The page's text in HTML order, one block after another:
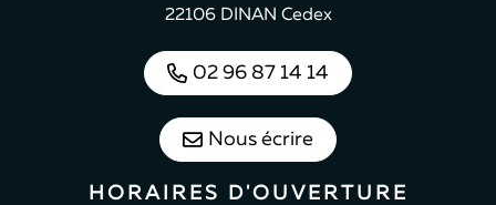
22106 DINAN Cedex
02 96 87 14 14
Nous écrire
HORAIRES D'OUVERTURE